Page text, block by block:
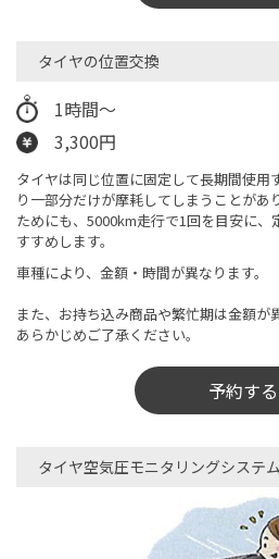
タイヤの位置交換
1時間～
3,300円
タイヤは同じ位置に固定して長期間使用
り一部分だけが摩耗してしまうことがあ
ためにも、5000km走行で1回を目安に
すすめします。
車種により、金額・時間が異なります。
また、お持ち込み商品や繁忙期は金額が
あらかじめご了承ください。
予約する
タイヤ空気圧モニタリングシステ